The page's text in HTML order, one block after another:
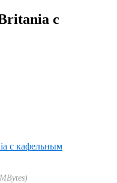
с